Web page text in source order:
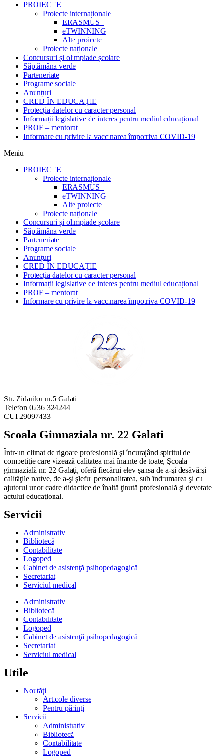
PROIECTE
Proiecte internaționale
ERASMUS+
eTWINNING
Alte proiecte
Proiecte naționale
Concursuri și olimpiade școlare
Săptămâna verde
Parteneriate
Programe sociale
Anunțuri
CRED ÎN EDUCAȚIE
Protecția datelor cu caracter personal
Informații legislative de interes pentru mediul educațional
PROF – mentorat
Informare cu privire la vaccinarea împotriva COVID-19
Meniu
PROIECTE
Proiecte internaționale
ERASMUS+
eTWINNING
Alte proiecte
Proiecte naționale
Concursuri și olimpiade școlare
Săptămâna verde
Parteneriate
Programe sociale
Anunțuri
CRED ÎN EDUCAȚIE
Protecția datelor cu caracter personal
Informații legislative de interes pentru mediul educațional
PROF – mentorat
Informare cu privire la vaccinarea împotriva COVID-19
Str. Zidarilor nr.5 Galati
Telefon 0236 324244
CUI 29097433
Scoala Gimnaziala nr. 22 Galati
Într-un climat de rigoare profesională şi încurajând spiritul de
competiţie care vizează calitatea mai înainte de toate, Şcoala
gimnazială nr. 22 Galaţi, oferă fiecărui elev şansa de a-şi desăvârşi
calităţile native, de a-şi şlefui personalitatea, sub îndrumarea şi cu
ajutorul unor cadre didactice de înaltă ţinută profesională şi devotate
actului educaţional.
Servicii
Administrativ
Bibliotecă
Contabilitate
Logoped
Cabinet de asistenţă psihopedagogică
Secretariat
Serviciul medical
Administrativ
Bibliotecă
Contabilitate
Logoped
Cabinet de asistenţă psihopedagogică
Secretariat
Serviciul medical
Utile
Noutăţi
Articole diverse
Pentru părinţi
Servicii
Administrativ
Bibliotecă
Contabilitate
Logoped